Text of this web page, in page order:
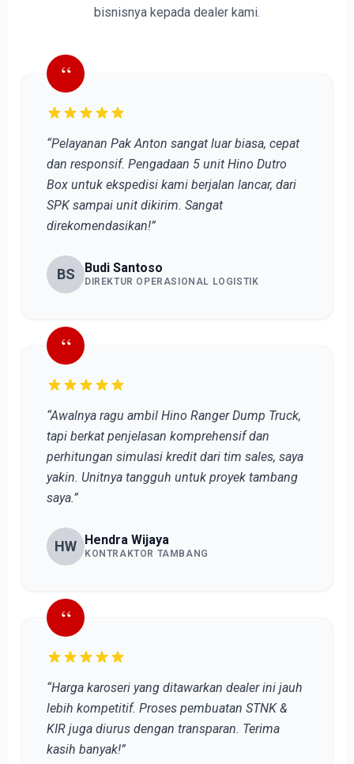
bisnisnya kepada dealer kami.
“
“Pelayanan Pak Anton sangat luar biasa, cepat
dan responsif. Pengadaan 5 unit Hino Dutro
Box untuk ekspedisi kami berjalan lancar, dari
SPK sampai unit dikirim. Sangat
direkomendasikan!”
BS Budi Santoso
DIREKTUR OPERASIONAL LOGISTIK
“
“Awalnya ragu ambil Hino Ranger Dump Truck,
tapi berkat penjelasan komprehensif dan
perhitungan simulasi kredit dari tim sales, saya
yakin. Unitnya tangguh untuk proyek tambang
saya.”
HW Hendra Wijaya
KONTRAKTOR TAMBANG
“
“Harga karoseri yang ditawarkan dealer ini jauh
lebih kompetitif. Proses pembuatan STNK &
KIR juga diurus dengan transparan. Terima
kasih banyak!”